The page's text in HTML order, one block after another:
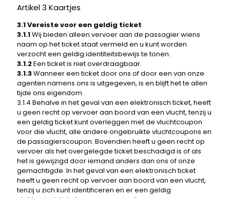
Artikel 3 Kaartjes
3.1 Vereiste voor een geldig ticket
3.1.1Wij bieden alleen vervoer aan de passagier wiens
naam op het ticket staat vermeld en u kunt worden
verzocht een geldig identiteitsbewijs te tonen.
3.1.2Een ticket is niet overdraagbaar.
3.1.3Wanneer een ticket door ons of door een van onze
agenten namens ons is uitgegeven, is en blijft het te allen
tijde ons eigendom.
3.1.4 Behalve in het geval van een elektronisch ticket, heeft
u geen recht op vervoer aan boord van een vlucht, tenzij u
een geldig ticket kunt overleggen met de vluchtcoupon
voor die vlucht, alle andere ongebruikte vluchtcoupons en
de passagierscoupon. Bovendien heeft u geen recht op
vervoer als het overgelegde ticket beschadigd is of als
het is gewijzigd door iemand anders dan ons of onze
gemachtigde. In het geval van een elektronisch ticket
heeft u geen recht op vervoer aan boord van een vlucht,
tenzij u zich kunt identificeren en er een geldig